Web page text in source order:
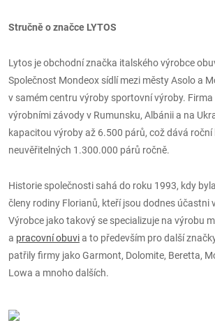
Stručně o značce LYTOS
Lytos je obchodní značka italského výrobce
Společnost Mondeox sídlí mezi městy Asolo a
v samém centru výroby sportovní výroby. Firma
výrobními závody v Rumunsku, Albánii a na
kapacitou výroby až 6.500 párů, což dává roční
neuvěřitelných 1.300.000 párů ročně.
Historie společnosti sahá do roku 1993, kdy
členy rodiny Florianů, kteří jsou dodnes účastni
Výrobce jako takový se specializuje na výrobu
a pracovní obuvia to především pro další
patřily firmy jako Garmont, Dolomite, Beretta,
Lowa a mnoho dalších.